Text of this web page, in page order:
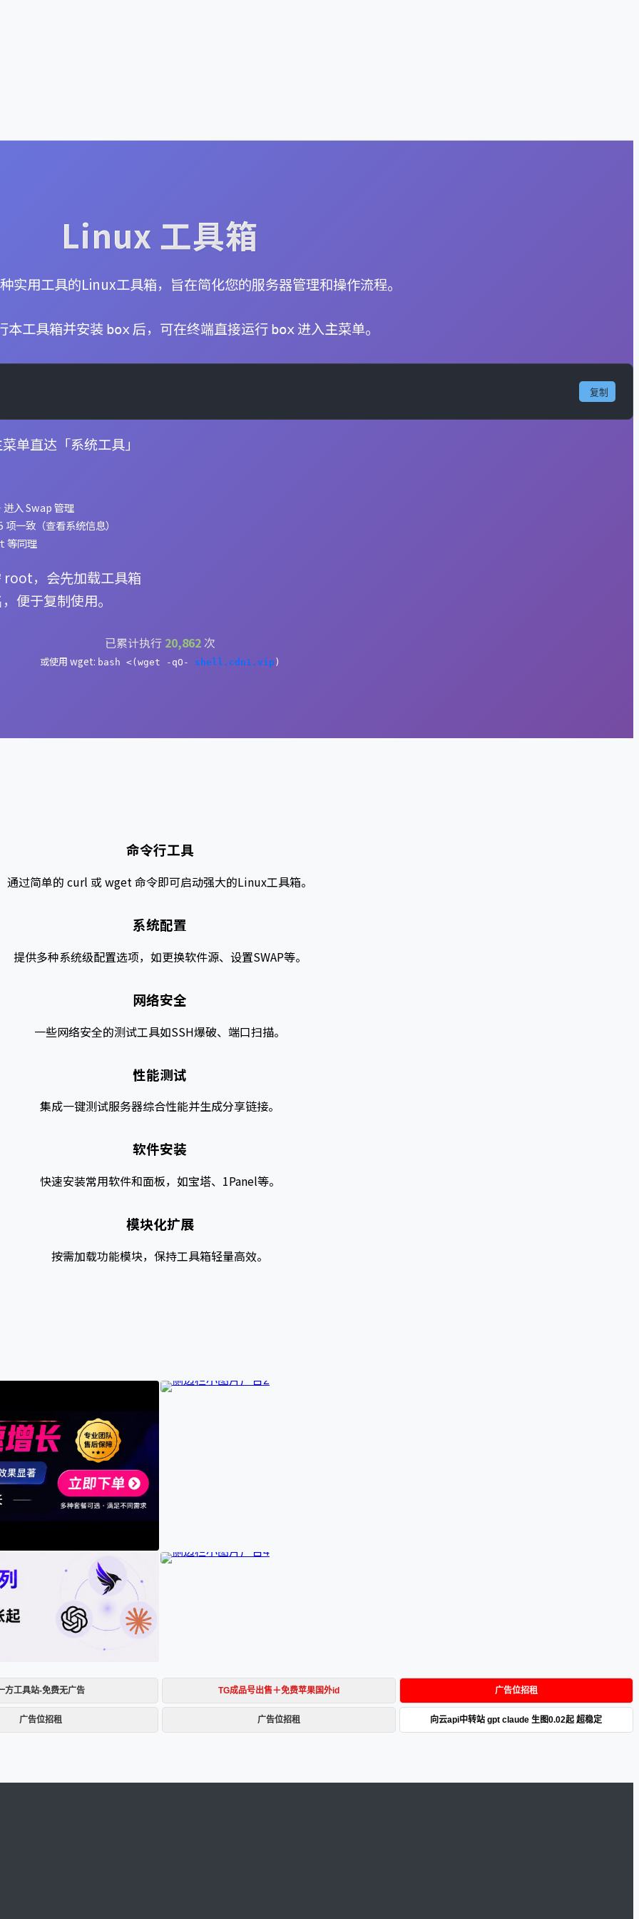
Linux 工具箱
实用工具的Linux工具箱，旨在简化您的服务器管理和操作流程。
本工具箱并安装 box后，可在终端直接运行 box 进入主菜单。
复制
单直达「系统工具」
入 Swap 管理
一致（查看系统信息）
等同理
root，会先加载工具箱
便于复制使用。
已累计执行 20,862次
或使用 wget: bash <(wget -qO- shell.cdn1.vip)
命令行工具
通过简单的 curl 或 wget 命令即可启动强大的Linux工具箱。
系统配置
提供多种系统级配置选项，如更换软件源、设置SWAP等。
网络安全
一些网络安全的测试工具如SSH爆破、端口扫描。
性能测试
集成一键测试服务器综合性能并生成分享链接。
软件安装
快速安装常用软件和面板，如宝塔、1Panel等。
模块化扩展
按需加载功能模块，保持工具箱轻量高效。